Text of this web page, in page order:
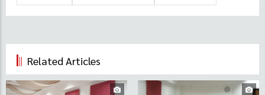
Related Articles